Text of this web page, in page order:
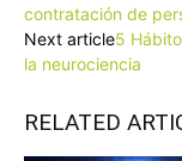
contratación de
Next article5
la neurociencia
RELATED